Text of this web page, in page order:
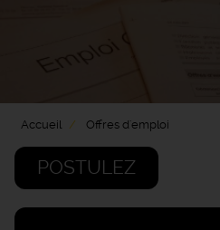
Accueil Offres d'emploi
POSTULEZ